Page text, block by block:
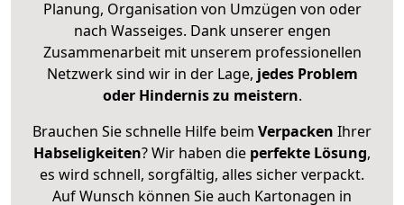
Planung, Organisation von Umzügen von oder
nach Wasseiges. Dank unserer engen
Zusammenarbeit mit unserem professionellen
Netzwerk sind wir in der Lage, jedes Problem
oder Hindernis zu meistern.
Brauchen Sie schnelle Hilfe beim Verpacken Ihrer
Habseligkeiten? Wir haben die perfekte Lösung,
es wird schnell, sorgfältig, alles sicher verpackt.
Auf Wunsch können Sie auch Kartonagen in